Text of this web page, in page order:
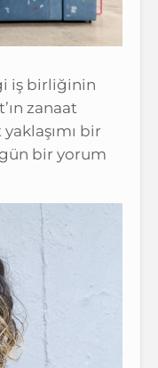
iş birliğinin
zanaat
bir
bir yorum